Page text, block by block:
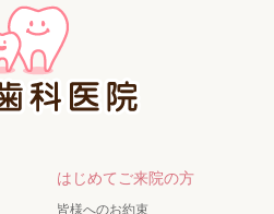
はじめてご来院の方
皆様へのお約束